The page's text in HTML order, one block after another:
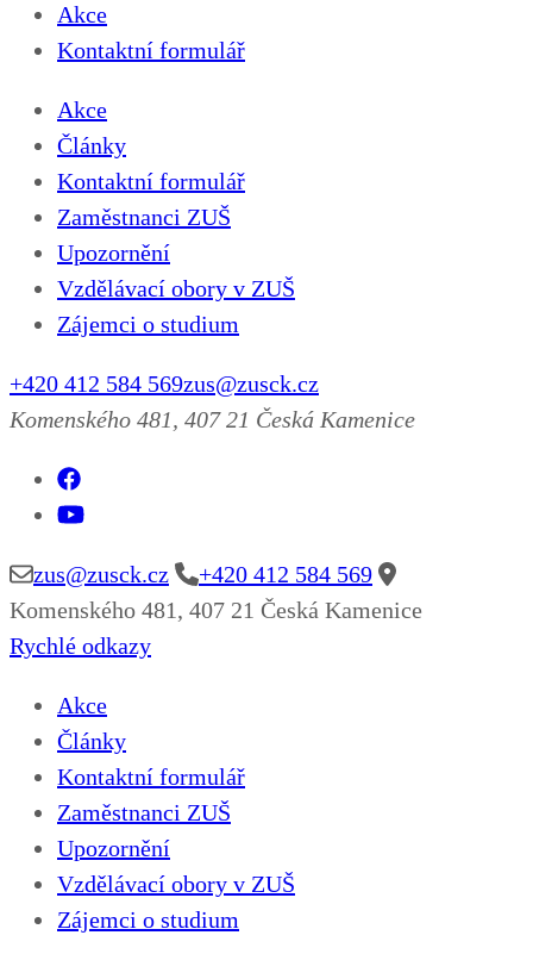
Akce
Kontaktní formulář
Akce
Články
Kontaktní formulář
Zaměstnanci ZUŠ
Upozornění
Vzdělávací obory v ZUŠ
Zájemci o studium
+420 412 584 569zus@zusck.cz
Komenského 481, 407 21 Česká Kamenice
zus@zusck.cz
+420 412 584 569
Komenského 481, 407 21 Česká Kamenice
Rychlé odkazy
Akce
Články
Kontaktní formulář
Zaměstnanci ZUŠ
Upozornění
Vzdělávací obory v ZUŠ
Zájemci o studium